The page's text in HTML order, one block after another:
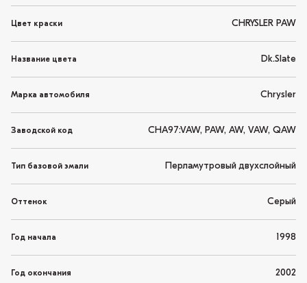
Цвет краски CHRYSLER PAW
Название цвета Dk.Slate
Марка автомобиля Chrysler
Заводской код CHA97:VAW, PAW, AW, VAW, QAW
Тип базовой эмали Перламутровый двухслойный
Оттенок Серый
Год начала 1998
Год окончания 2002